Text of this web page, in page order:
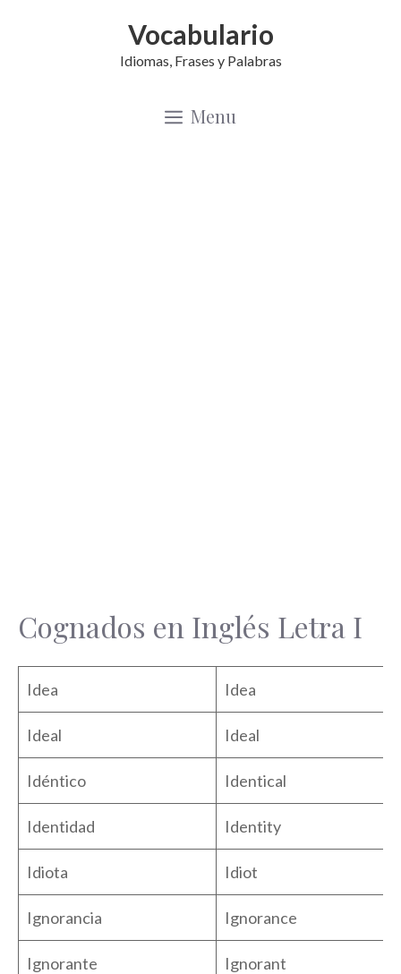
Vocabulario
Idiomas, Frases y Palabras
Menu
Cognados en Inglés Letra I
Idea Idea
Ideal Ideal
Idéntico Identical
Identidad Identity
Idiota Idiot
Ignorancia Ignorance
Ignorante Ignorant